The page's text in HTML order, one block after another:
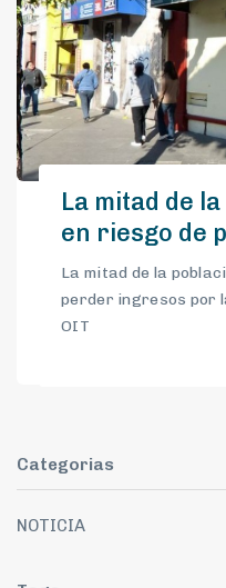
La mitad de
en riesgo de
La mitad de la
perder ingresos por
OIT
Categorias
NOTICIA